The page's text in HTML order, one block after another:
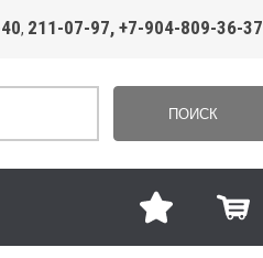
, 211-07-97, +7-904-809-36-37
ПОИСК